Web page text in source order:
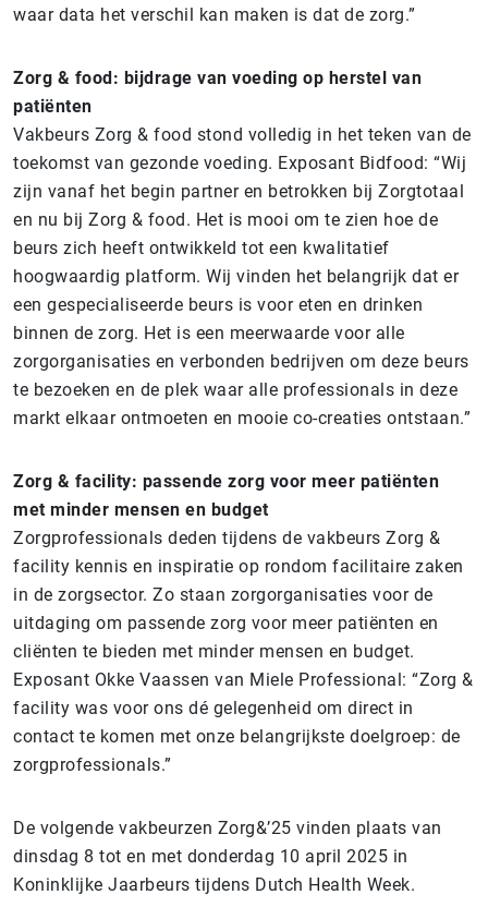
waar data het verschil kan maken is dat de zorg.”
Zorg & food: bijdrage van voeding op herstel van
patiënten
Vakbeurs Zorg & food stond volledig in het teken van de
toekomst van gezonde voeding. Exposant Bidfood: “Wij
zijn vanaf het begin partner en betrokken bij Zorgtotaal
en nu bij Zorg & food. Het is mooi om te zien hoe de
beurs zich heeft ontwikkeld tot een kwalitatief
hoogwaardig platform. Wij vinden het belangrijk dat er
een gespecialiseerde beurs is voor eten en drinken
binnen de zorg. Het is een meerwaarde voor alle
zorgorganisaties en verbonden bedrijven om deze beurs
te bezoeken en de plek waar alle professionals in deze
markt elkaar ontmoeten en mooie co-creaties ontstaan.”
Zorg & facility: passende zorg voor meer patiënten
met minder mensen en budget
Zorgprofessionals deden tijdens de vakbeurs Zorg &
facility kennis en inspiratie op rondom facilitaire zaken
in de zorgsector. Zo staan zorgorganisaties voor de
uitdaging om passende zorg voor meer patiënten en
cliënten te bieden met minder mensen en budget.
Exposant Okke Vaassen van Miele Professional: “Zorg &
facility was voor ons dé gelegenheid om direct in
contact te komen met onze belangrijkste doelgroep: de
zorgprofessionals.”
De volgende vakbeurzen Zorg&’25 vinden plaats van
dinsdag 8 tot en met donderdag 10 april 2025 in
Koninklijke Jaarbeurs tijdens Dutch Health Week.